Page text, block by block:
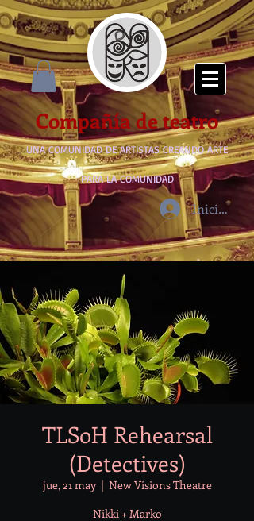
Compañía de teatro
UNA COMUNIDAD DE ARTISTAS CREANDO ARTE
PARA LA COMUNIDAD
Iniciar
TLSoH Rehearsal
(Detectives)
jue, 21 may
  |
New Visions Theatre
Nikki + Marko